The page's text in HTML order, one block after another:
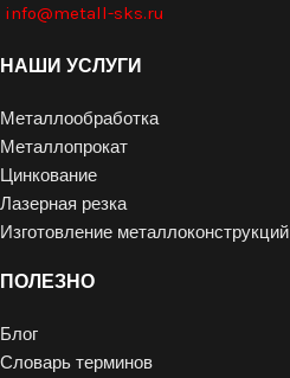
info@metall-sks.ru
НАШИ УСЛУГИ
Металлообработка
Металлопрокат
Цинкование
Лазерная резка
Изготовление металлоконструкций
ПОЛЕЗНО
Блог
Словарь терминов